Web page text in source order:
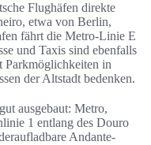
Flughäfen direkte
etwa von Berlin,
fährt die Metro-Linie E
und Taxis sind ebenfalls
Parkmöglichkeiten in
der Altstadt bedenken.
ausgebaut: Metro,
1 entlang des Douro
Andante-